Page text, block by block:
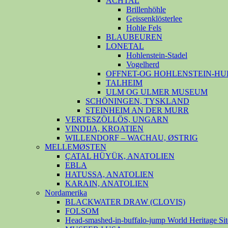
Brillenhöhle
Geissenklösterlee
Hohle Fels
BLAUBEUREN
LONETAL
Hohlenstein-Stadel
Vogelherd
OFFNET-OG HOHLENSTEIN-
TALHEIM
ULM OG ULMER MUSEUM
SCHÖNINGEN, TYSKLAND
STEINHEIM AN DER MURR
VERTESZÖLLÖS, UNGARN
VINDIJA, KROATIEN
WILLENDORF – WACHAU, ØSTRIG
MELLEMØSTEN
ÇATAL HÜYÜK, ANATOLIEN
EBLA
HATUSSA, ANATOLIEN
KARAIN, ANATOLIEN
Nordamerika
BLACKWATER DRAW (CLOVIS)
FOLSOM
Head-smashed-in-buffalo-jump World Heritage